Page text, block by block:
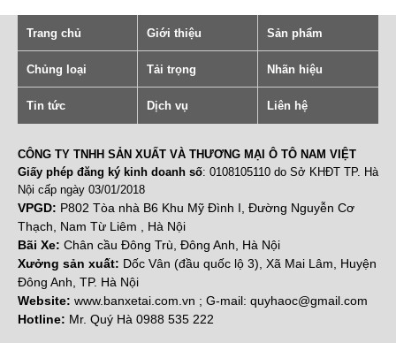
Trang chủ Giới thiệu Sản phẩm
Chủng loại Tải trọng Nhãn hiệu
Tin tức Dịch vụ Liên hệ
CÔNG TY TNHH SẢN XUẤT VÀ THƯƠNG MẠI Ô TÔ NAM VIỆT
Giấy phép đăng ký kinh doanh số: 0108105110 do Sở KHĐT TP. Hà
Nội cấp ngày 03/01/2018
VPGD: P802 Tòa nhà B6 Khu Mỹ Đình I, Đường Nguyễn Cơ
Thạch, Nam Từ Liêm , Hà Nội
Bãi Xe: Chân cầu Đông Trù, Đông Anh, Hà Nội
Xưởng sản xuất: Dốc Vân (đầu quốc lộ 3), Xã Mai Lâm, Huyện
Đông Anh, TP. Hà Nội
Website: www.banxetai.com.vn ; G-mail: quyhaoc@gmail.com
Hotline: Mr. Quý Hà 0988 535 222